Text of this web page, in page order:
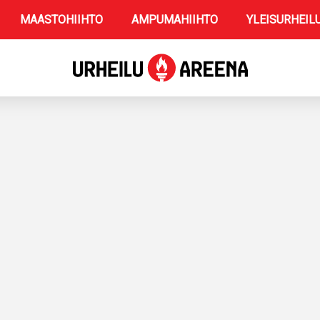
MAASTOHIIHTO AMPUMAHIIHTO